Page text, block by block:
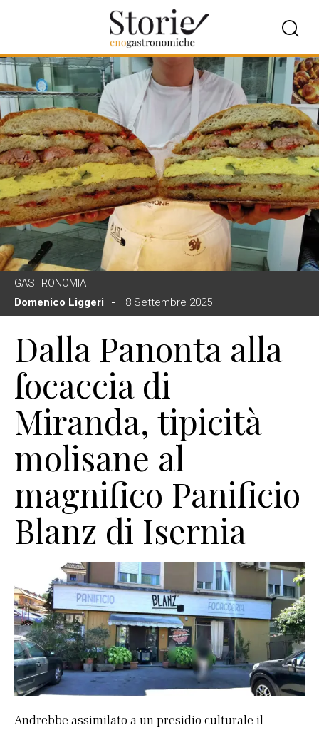
GASTRONOMIA
Domenico Liggeri
8 Settembre 2025
Dalla Panonta alla
focaccia di
Miranda, tipicità
molisane al
magnifico Panificio
Blanz di Isernia
Andrebbe assimilato a un presidio culturale il